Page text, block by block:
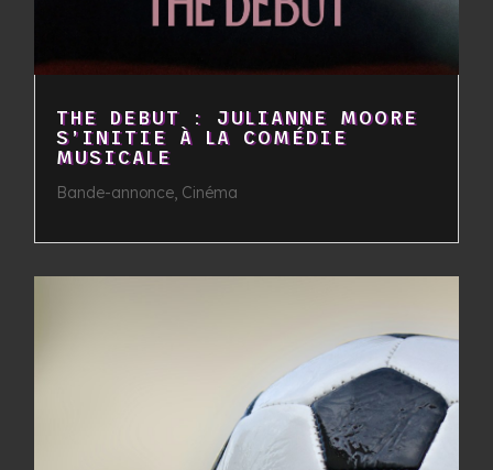
THE DEBUT : JULIANNE MOORE
S’INITIE À LA COMÉDIE
MUSICALE
Bande-annonce, Cinéma